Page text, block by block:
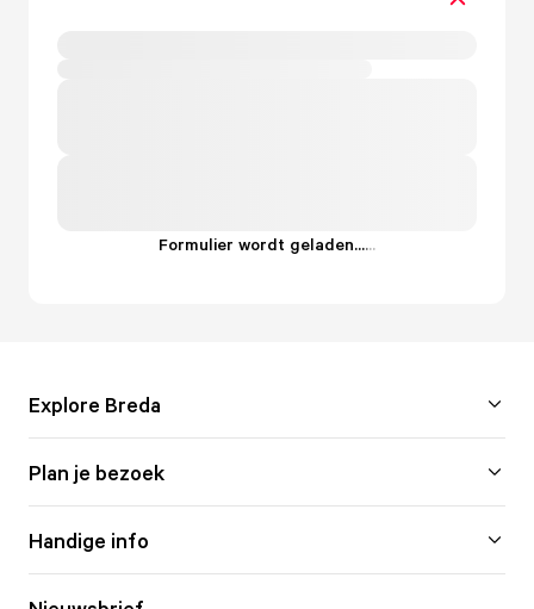
Formulier wordt geladen......
Explore Breda
Plan je bezoek
Handige info